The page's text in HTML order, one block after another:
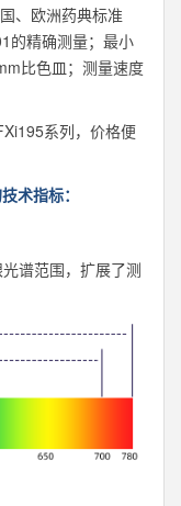
、欧洲药典标准
的精确测量；最小
比色皿；测量速度
系列，价格便
术指标：
谱范围，扩展了测